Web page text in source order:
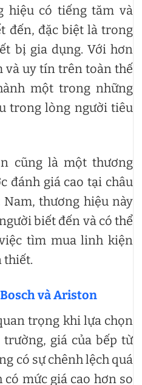
hiệu có tiếng tăm và
đến, đặc biệt là trong
bị gia dụng. Với hơn
và uy tín trên toàn thế
một trong những
trong lòng người tiêu
cũng là một thương
đánh giá cao tại châu
thương hiệu này
biết đến và có thể
tìm mua linh kiện
thiết.
và Ariston
trọng khi lựa chọn
giá của bếp từ
có sự chênh lệch quá
mức giá cao hơn so